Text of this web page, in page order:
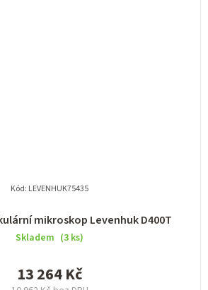
mikroskop Levenhuk D400T
Skladem (3 ks)
13 264 Kč
Kód: LEVENHUK75435